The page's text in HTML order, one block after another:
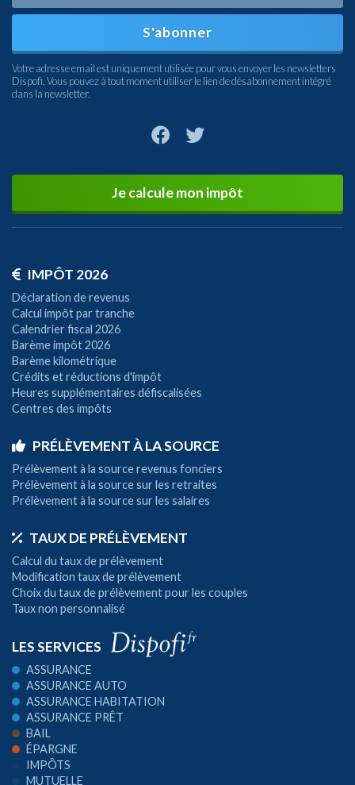
S'abonner
Votre adresse email est uniquement utilisée pour vous envoyer les newsletters
Dispofi. Vous pouvez à tout moment utiliser le lien de désabonnement intégré
dans la newsletter.
Je calcule mon impôt
IMPÔT 2026
Déclaration de revenus
Calcul impôt par tranche
Calendrier fiscal 2026
Barème impôt 2026
Barème kilométrique
Crédits et réductions d'impôt
Heures supplémentaires défiscalisées
Centres des impôts
PRÉLÈVEMENT À LA SOURCE
Prélèvement à la source revenus fonciers
Prélèvement à la source sur les retraites
Prélèvement à la source sur les salaires
TAUX DE PRÉLÈVEMENT
Calcul du taux de prélèvement
Modification taux de prélèvement
Choix du taux de prélèvement pour les couples
Taux non personnalisé
LES SERVICES
ASSURANCE
ASSURANCE AUTO
ASSURANCE HABITATION
ASSURANCE PRÊT
BAIL
ÉPARGNE
IMPÔTS
MUTUELLE